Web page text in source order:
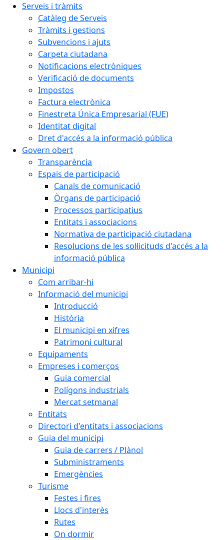
Serveis i tràmits
Catàleg de Serveis
Tràmits i gestions
Subvencions i ajuts
Carpeta ciutadana
Notificacions electròniques
Verificació de documents
Impostos
Factura electrònica
Finestreta Única Empresarial (FUE)
Identitat digital
Dret d'accés a la informació pública
Govern obert
Transparència
Espais de participació
Canals de comunicació
Òrgans de participació
Processos participatius
Entitats i associacions
Normativa de participació ciutadana
Resolucions de les sol·licituds d'accés a la
informació pública
Municipi
Com arribar-hi
Informació del municipi
Introducció
Història
El municipi en xifres
Patrimoni cultural
Equipaments
Empreses i comerços
Guia comercial
Polígons industrials
Mercat setmanal
Entitats
Directori d'entitats i associacions
Guia del municipi
Guia de carrers / Plànol
Subministraments
Emergències
Turisme
Festes i fires
Llocs d'interès
Rutes
On dormir